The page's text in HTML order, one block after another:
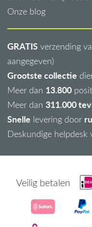
Onze blog
GRATIS verzending
aangegeven)
Grootste collectie
Meer dan 13.800
Meer dan 311.000
Snelle levering door
Deskundige helpdesk
Veilig betalen